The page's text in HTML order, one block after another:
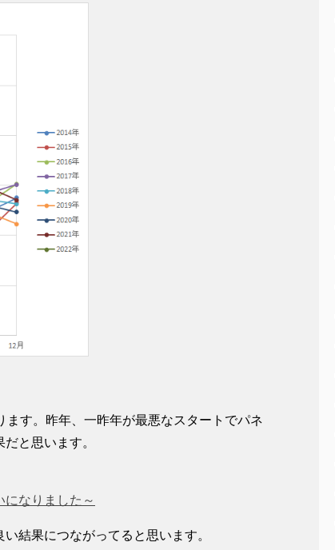
す。昨年、一昨年が最悪なスタートでパネ
と思います。
なりました～
結果につながってると思います。